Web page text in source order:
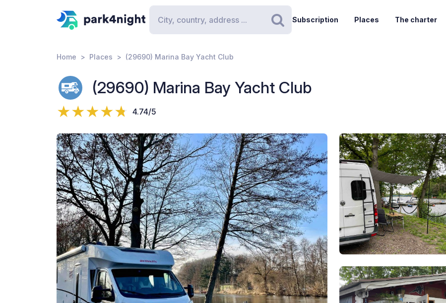
Search
Subscription Places The charter
Home Places (29690) Marina Bay Yacht Club
(29690) Marina Bay Yacht Club
4.74/5